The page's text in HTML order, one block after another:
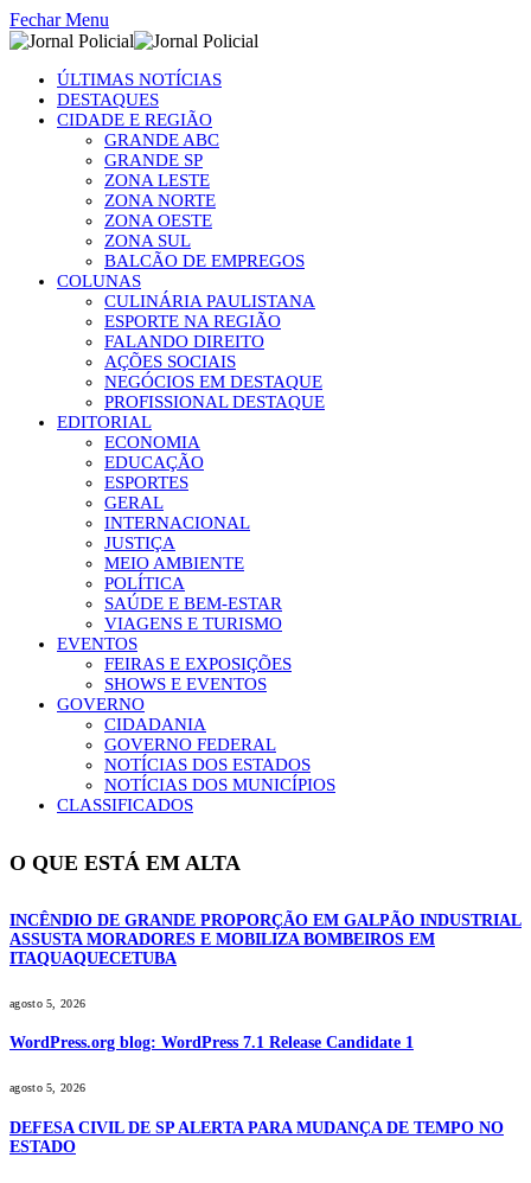
Fechar Menu
ÚLTIMAS NOTÍCIAS
DESTAQUES
CIDADE E REGIÃO
GRANDE ABC
GRANDE SP
ZONA LESTE
ZONA NORTE
ZONA OESTE
ZONA SUL
BALCÃO DE EMPREGOS
COLUNAS
CULINÁRIA PAULISTANA
ESPORTE NA REGIÃO
FALANDO DIREITO
AÇÕES SOCIAIS
NEGÓCIOS EM DESTAQUE
PROFISSIONAL DESTAQUE
EDITORIAL
ECONOMIA
EDUCAÇÃO
ESPORTES
GERAL
INTERNACIONAL
JUSTIÇA
MEIO AMBIENTE
POLÍTICA
SAÚDE E BEM-ESTAR
VIAGENS E TURISMO
EVENTOS
FEIRAS E EXPOSIÇÕES
SHOWS E EVENTOS
GOVERNO
CIDADANIA
GOVERNO FEDERAL
NOTÍCIAS DOS ESTADOS
NOTÍCIAS DOS MUNICÍPIOS
CLASSIFICADOS
O QUE ESTÁ EM ALTA
INCÊNDIO DE GRANDE PROPORÇÃO EM GALPÃO INDUSTRIAL
ASSUSTA MORADORES E MOBILIZA BOMBEIROS EM
ITAQUAQUECETUBA
agosto 5, 2026
WordPress.org blog: WordPress 7.1 Release Candidate 1
agosto 5, 2026
DEFESA CIVIL DE SP ALERTA PARA MUDANÇA DE TEMPO NO
ESTADO